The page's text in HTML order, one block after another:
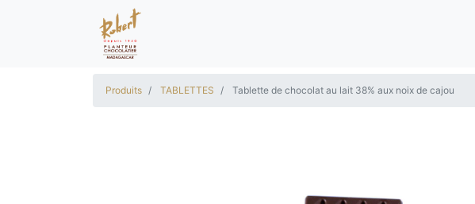
Produits TABLETTES Tablette de chocolat au lait 38% aux noix de cajou